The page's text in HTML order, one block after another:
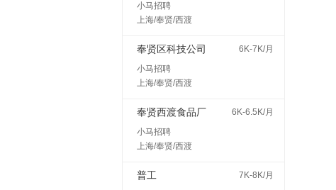
小马招聘
上海/奉贤/西渡
奉贤区科技公司
6K-7K/月
小马招聘
上海/奉贤/西渡
奉贤西渡食品厂
6K-6.5K/月
小马招聘
上海/奉贤/西渡
普工 7K-8K/月